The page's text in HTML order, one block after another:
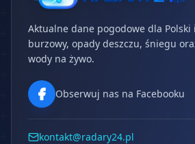
Aktualne dane pogodowe dla Polski
burzowy, opady deszczu, śniegu
wody na żywo.
Obserwuj nas na Facebooku
kontakt@radary24.pl